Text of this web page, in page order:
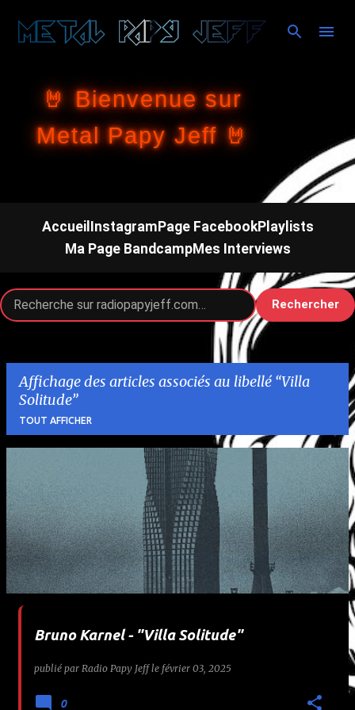
Accéder au contenu principal
🤘 Bienvenue sur
Metal Papy Jeff 🤘
Accueil InstagramPage FacebookPlaylists
Ma Page BandcampMes Interviews
Rechercher
Affichage des articles associés au libellé Villa
Solitude
TOUT AFFICHER
A
r
c
Bruno Karnel - "Villa Solitude"
publié par Radio Papy Jeff le février 03, 2025
0